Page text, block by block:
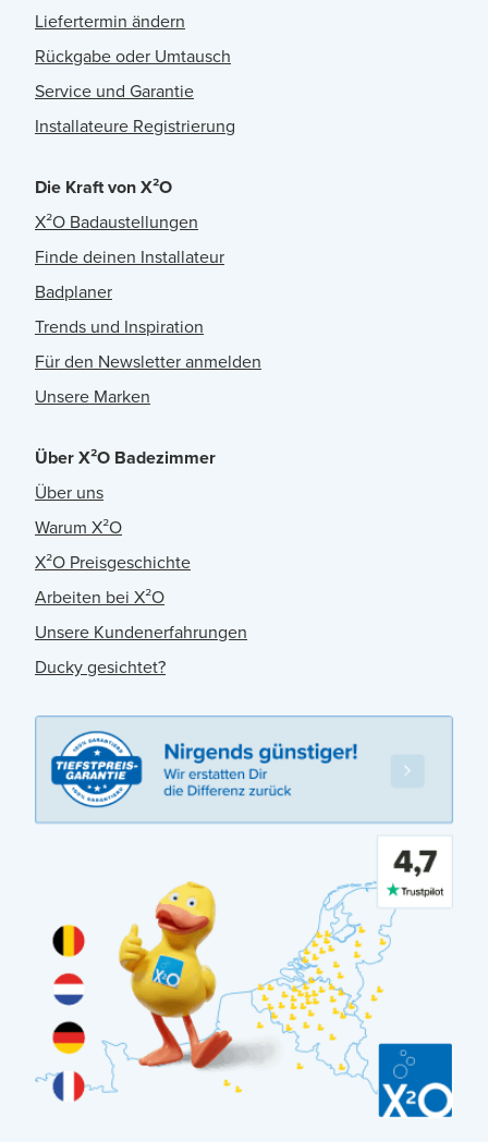
Liefertermin ändern
Rückgabe oder Umtausch
Service und Garantie
Installateure Registrierung
Die Kraft von X²O
X²O Badaustellungen
Finde deinen Installateur
Badplaner
Trends und Inspiration
Für den Newsletter anmelden
Unsere Marken
Über X²O Badezimmer
Über uns
Warum X²O
X²O Preisgeschichte
Arbeiten bei X²O
Unsere Kundenerfahrungen
Ducky gesichtet?